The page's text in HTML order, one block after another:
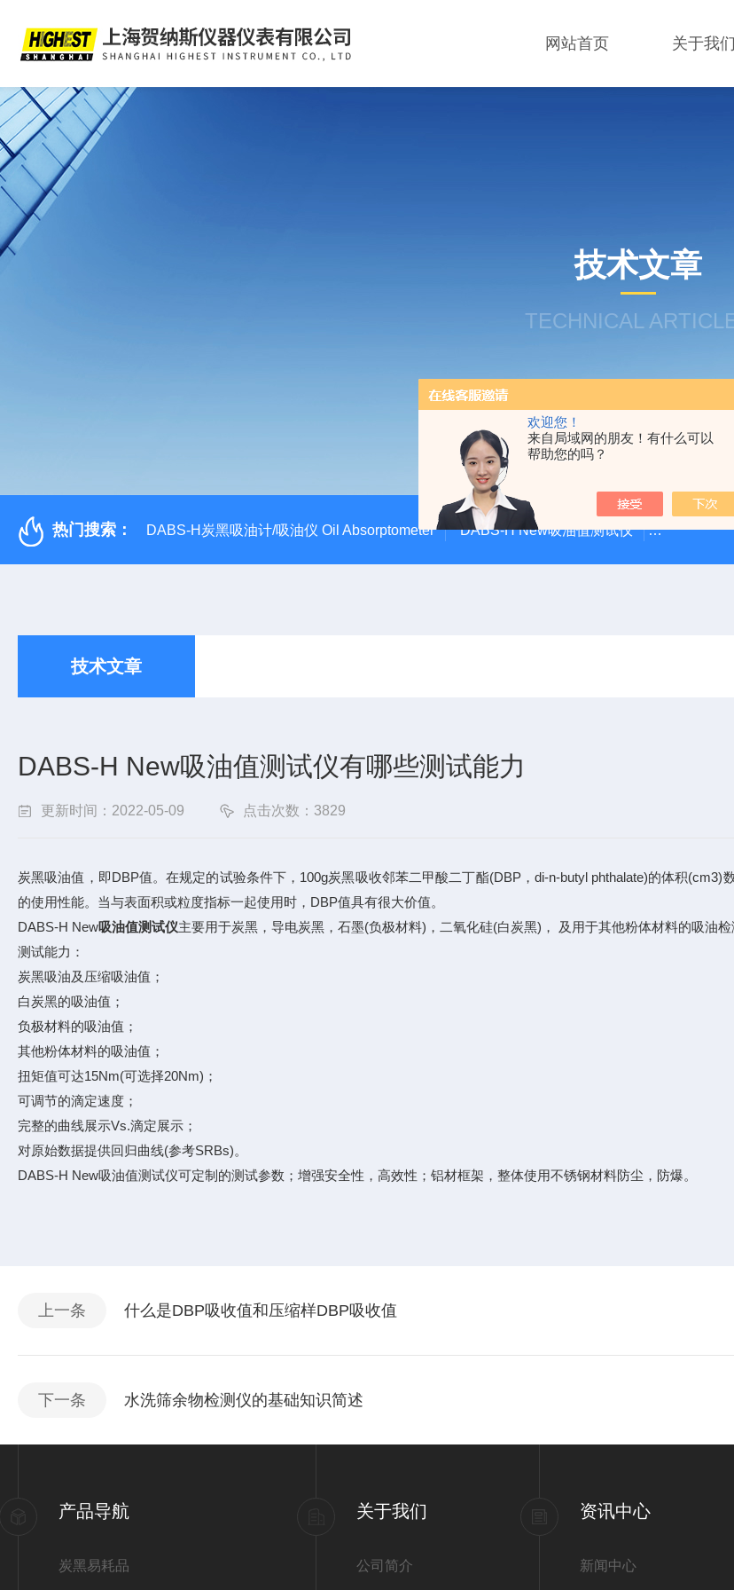
欢迎您！
来自局域网的朋友！有什么可以
帮助您的吗？
网站首页 关于我们
技术文章
TECHNICAL
热门搜索： DABS-H炭黑吸油计/吸油仪 Oil Absorptometer DABS-H New吸油值测试仪 DABS-01吸
技术文章
DABS-H New吸油值测试仪有哪些测试能力
更新时间：2022-05-09 点击次数：3829
炭黑吸油值，即DBP值。在规定的试验条件下，100g炭黑吸收邻苯二甲酸二丁酯(DBP，di-n-butyl phthalate)的体积
的使用性能。当与表面积或粒度指标一起使用时，DBP值具有很大价值。
DABS-H New吸油值测试仪主要用于炭黑，导电炭黑，石墨(负极材料)，二氧化硅(白炭黑)， 及用于其他粉体材料的吸油检
测试能力：
炭黑吸油及压缩吸油值；
白炭黑的吸油值；
负极材料的吸油值；
其他粉体材料的吸油值；
扭矩值可达15Nm(可选择20Nm)；
可调节的滴定速度；
完整的曲线展示Vs.滴定展示；
对原始数据提供回归曲线(参考SRBs)。
DABS-H New吸油值测试仪可定制的测试参数；增强安全性，高效性；铝材框架，整体使用不锈钢材料防尘，防爆。
上一条 什么是DBP吸收值和压缩样DBP吸收值
下一条 水洗筛余物检测仪的基础知识简述
产品导航
炭黑易耗品
关于我们
公司简介
资讯中心
新闻中心